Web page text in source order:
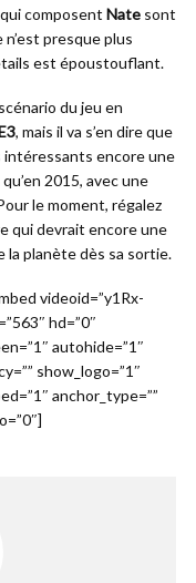
composent Nate sont
presque plus
est époustouflant.
du jeu en
, mais il va s’en dire que
intéressants encore une
2015, avec une
le moment, régalez
qui devrait encore une
la planète dès sa sortie.
videoid=”y1Rx-
hd=”0″
autohide=”1″
show_logo=”1″
anchor_type=””